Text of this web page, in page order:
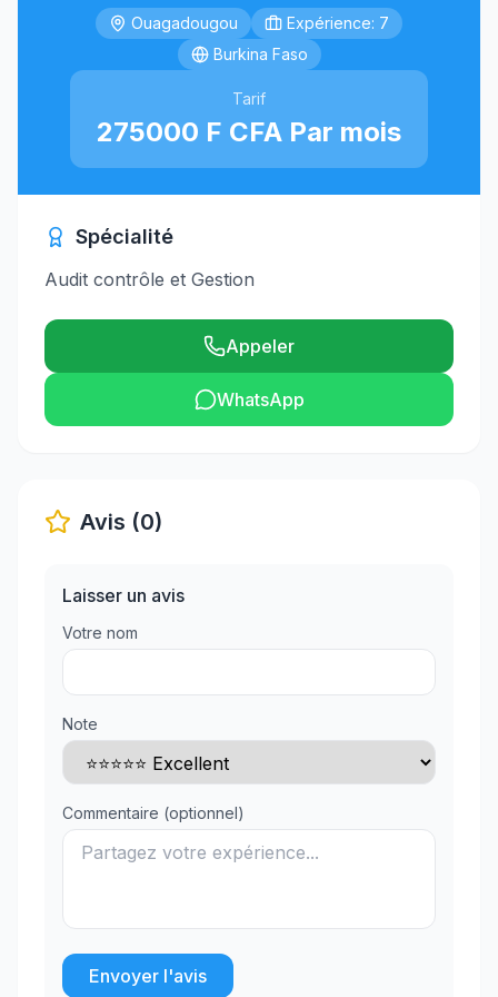
Ouagadougou
Expérience: 7
Burkina Faso
Tarif
275000 F CFA Par mois
Spécialité
Audit contrôle et Gestion
Appeler
WhatsApp
Avis (0)
Laisser un avis
Votre nom
Note
Commentaire (optionnel)
Envoyer l'avis